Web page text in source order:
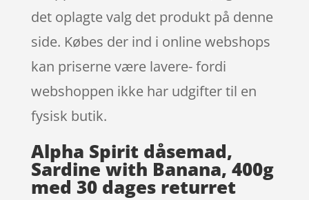
det oplagte valg det produkt på denne
side. Købes der ind i online webshops
kan priserne være lavere- fordi
webshoppen ikke har udgifter til en
fysisk butik.
Alpha Spirit dåsemad,
Sardine with Banana, 400g
med 30 dages returret